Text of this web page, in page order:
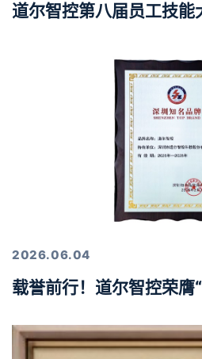
道尔智控第八届员工技能
2026.06.04
载誉前行！道尔智控荣膺